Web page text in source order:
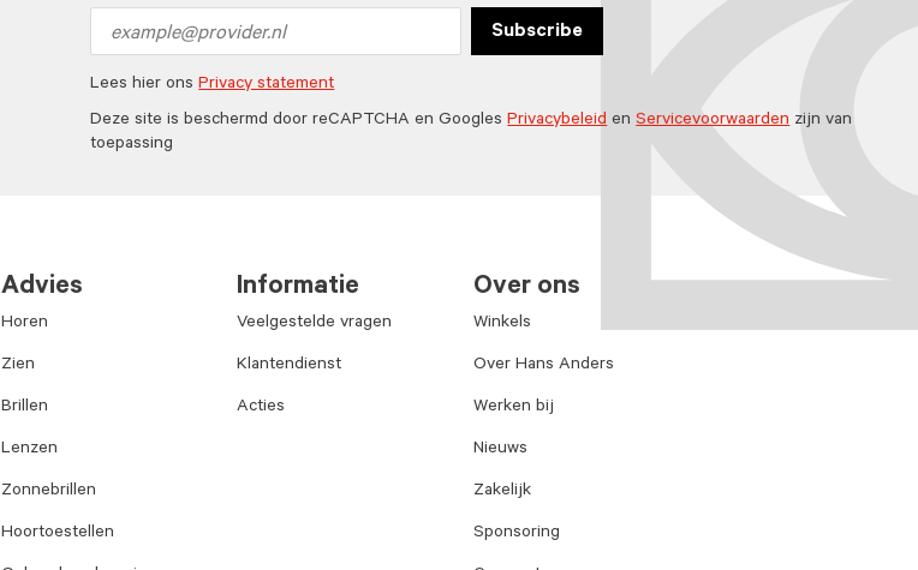
address
Subscribe
Lees hier onsPrivacy statement
Deze site is beschermd door reCAPTCHA en GooglesPrivacybeleidenServicevoorwaardenzijn van
toepassing
Advies
Horen
Zien
Brillen
Lenzen
Zonnebrillen
Hoortoestellen
Informatie
Veelgestelde vragen
Klantendienst
Acties
Over ons
Winkels
Over Hans Anders
Werken bij
Nieuws
Zakelijk
Sponsoring